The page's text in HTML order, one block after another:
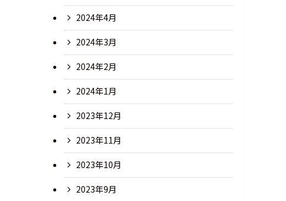
2024年4月
2024年3月
2024年2月
2024年1月
2023年12月
2023年11月
2023年10月
2023年9月